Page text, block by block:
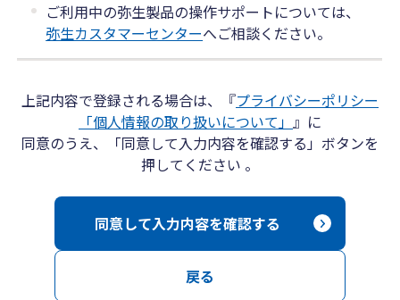
ご利用中の弥生製品の操作サポートについては、
弥生カスタマーセンターへご相談ください。
上記内容で登録される場合は、『プライバシーポリシー
「個人情報の取り扱いについて」 』に
同意のうえ、「同意して入力内容を確認する」ボタンを
押してください 。
戻る
同意して入力内容を確認する